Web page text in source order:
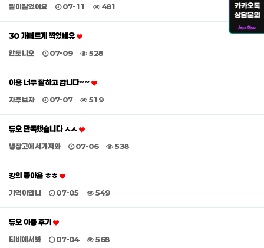
말이길었어요 07-11 481
30 개빠르게 찍었녜유
안토니오 07-09 528
이용 너무 잘하고 갑니다~~
자주보자 07-07 519
듀오 만족했습니다 ㅅㅅ
냉장고에서가져와 07-06 538
강의 좋아욜 ㅎㅎ
기억이안나 07-05 549
듀오 이용 후기
티비에서봐 07-04 568